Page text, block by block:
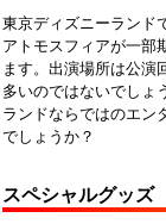
東京ディズニーランド
アトモスフィアが一部
ます。出演場所は公演
多いのではないでしょ
ランドならではのエン
でしょうか？
スペシャルグッズ